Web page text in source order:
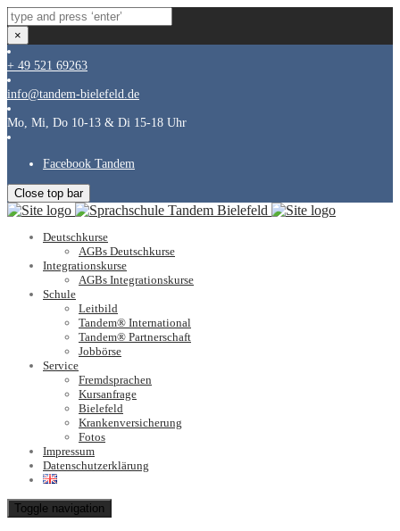
×
+ 49 521 69263
info@tandem-bielefeld.de
Mo, Mi, Do 10-13 & Di 15-18 Uhr
Facebook Tandem
Close top bar
Deutschkurse
AGBs Deutschkurse
Integrationskurse
AGBs Integrationskurse
Schule
Leitbild
Tandem® International
Tandem® Partnerschaft
Jobbörse
Service
Fremdsprachen
Kursanfrage
Bielefeld
Krankenversicherung
Fotos
Impressum
Datenschutzerklärung
Toggle navigation